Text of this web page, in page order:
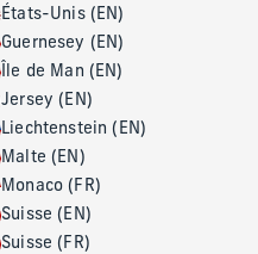
États-Unis (EN)
Guernesey (EN)
Île de Man (EN)
Jersey (EN)
Liechtenstein (EN)
Malte (EN)
Monaco (FR)
Suisse (EN)
Suisse (FR)